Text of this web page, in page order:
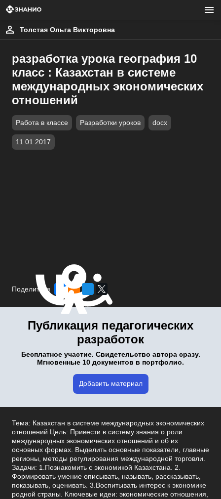
Толстая Ольга Викторовна
разработка урока география 10
класс : Казахстан в системе
международных экономических
отношений
Работа в классе Разработки уроков docx
11.01.2017
Поделиться
Публикация педагогических
разработок
Бесплатное участие. Свидетельство автора сразу.
Мгновенные 10 документов в портфолио.
Добавить материал
Тема: Казахстан в системе международных экономических
отношений Цель: Привести в систему знания о роли
международных экономических отношений и об их
основных формах. Выделить основные показатели, главные
регионы, методы регулирования международной торговли.
Задачи: 1.Познакомить с экономикой Казахстана. 2.
Формировать умение описывать, называть, рассказывать,
показывать, оценивать. 3.Воспитывать интерес к экономике
родной страны. Ключевые идеи: экономические отношения,